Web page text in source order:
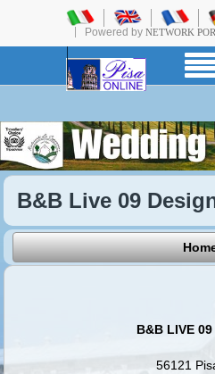
Powered by NETWORK
B&B Live 09
B&B LIVE 09
56121